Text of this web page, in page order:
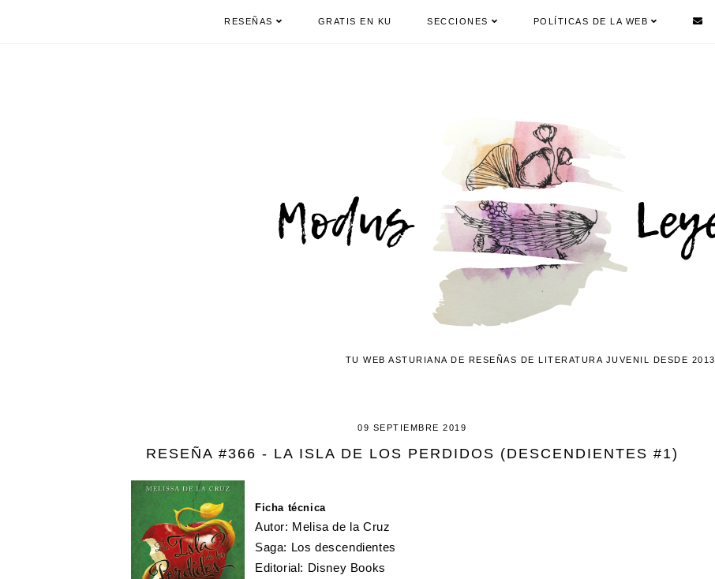
RESEÑAS GRATIS EN KU SECCIONES POLÍTICAS DE LA WEB
TU WEB ASTURIANA DE RESEÑAS DE LITERATURA JUVENIL DESDE 2013
09 SEPTIEMBRE 2019
RESEÑA #366 - LA ISLA DE LOS PERDIDOS (DESCENDIENTES #1)
Ficha técnica
Autor: Melisa de la Cruz
Saga: Los descendientes
Editorial: Disney Books